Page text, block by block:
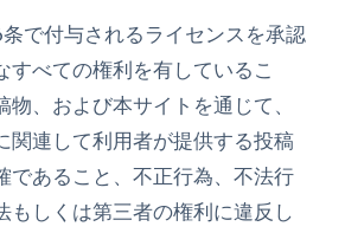
で付与されるライセンスを承認
すべての権利を有しているこ
物、および本サイトを通じて、
関連して利用者が提供する投稿
であること、不正行為、不法行
もしくは第三者の権利に違反し